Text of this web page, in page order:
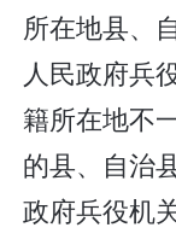
所在地县、
人民政府兵
籍所在地不
的县、自治
政府兵役机